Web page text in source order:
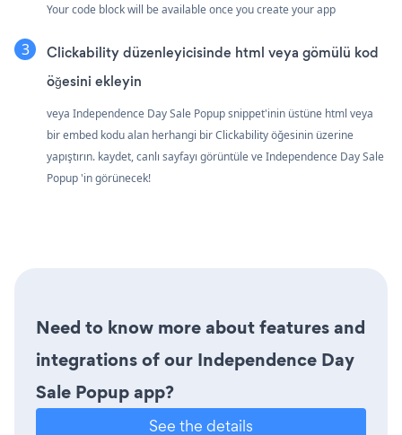
Your code block will be available once you create your app
Clickability düzenleyicisinde html veya gömülü kod
öğesini ekleyin
veya Independence Day Sale Popup snippet'inin üstüne html veya
bir embed kodu alan herhangi bir Clickability öğesinin üzerine
yapıştırın. kaydet, canlı sayfayı görüntüle ve Independence Day Sale
Popup 'in görünecek!
Need to know more about features and
integrations of our Independence Day
Sale Popup app?
See the details